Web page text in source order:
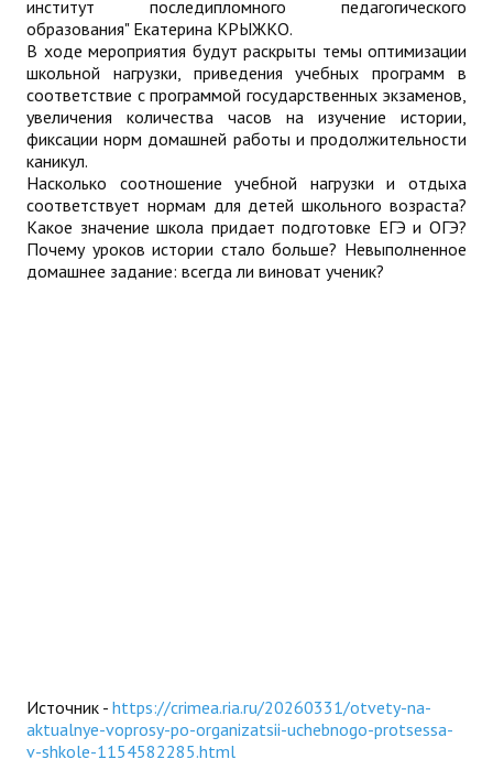
институт последипломного педагогического
образования" Екатерина КРЫЖКО.
В ходе мероприятия будут раскрыты темы оптимизации
школьной нагрузки, приведения учебных программ в
соответствие с программой государственных экзаменов,
увеличения количества часов на изучение истории,
фиксации норм домашней работы и продолжительности
каникул.
Насколько соотношение учебной нагрузки и отдыха
соответствует нормам для детей школьного возраста?
Какое значение школа придает подготовке ЕГЭ и ОГЭ?
Почему уроков истории стало больше? Невыполненное
домашнее задание: всегда ли виноват ученик?
Источник - https://crimea.ria.ru/20260331/otvety-na-
aktualnye-voprosy-po-organizatsii-uchebnogo-protsessa-
v-shkole-1154582285.html